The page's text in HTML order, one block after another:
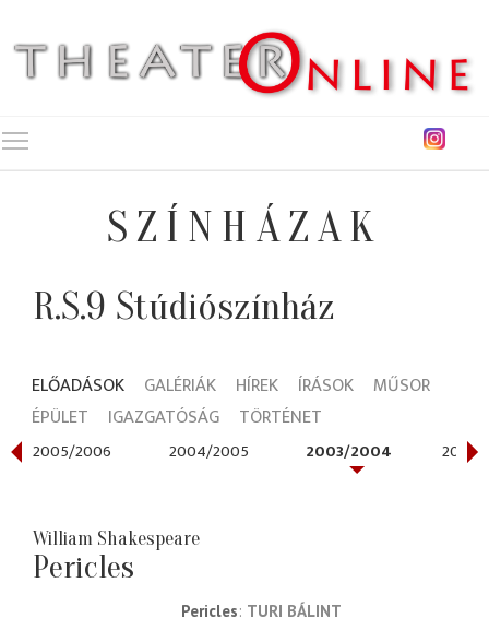
SZÍNHÁZAK
R.S.9 Stúdiószínház
ELŐADÁSOK GALÉRIÁK HÍREK ÍRÁSOK
MŰSOR
ÉPÜLET
IGAZGATÓSÁG TÖRTÉNET
2005/2006 2004/2005 2003/2004 2002/
William Shakespeare
Pericles
Pericles TURI BÁLINT